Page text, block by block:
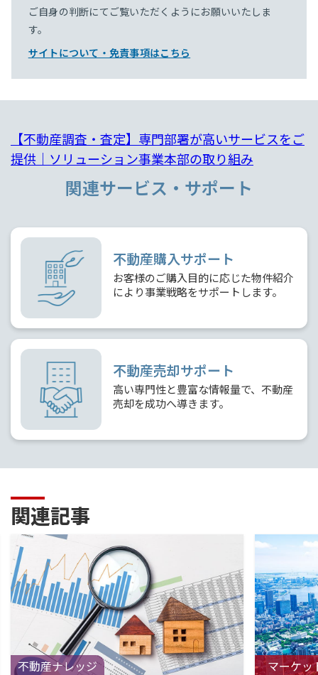
ご自身の判断にてご覧いただくようにお願いいたしま
す。
サイトについて・免責事項はこちら
【不動産調査・査定】専門部署が高いサービスをご
提供｜ソリューション事業本部の取り組み
関連サービス・サポート
不動産購入サポート
お客様のご購入目的に応じた物件紹介
により事業戦略をサポートします。
不動産売却サポート
高い専門性と豊富な情報量で、不動産
売却を成功へ導きます。
関連記事
不動産ナレッジ マーケッ